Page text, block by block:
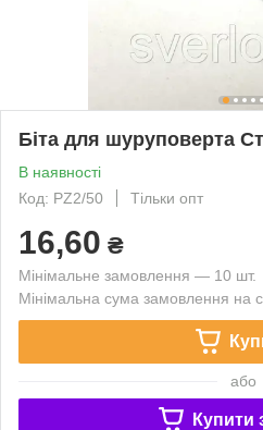
Біта для шуруповерта
В наявності
Код: PZ2/50
Тільки опт
16,60 ₴
Мінімальне замовлення — 10 шт.
Мінімальна сума замовлення на
або
Купити